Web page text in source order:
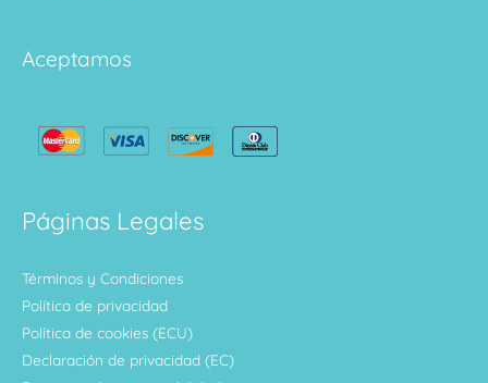
Aceptamos
Páginas Legales
Términos y Condiciones
Política de privacidad
Política de cookies (ECU)
Declaración de privacidad (EC)